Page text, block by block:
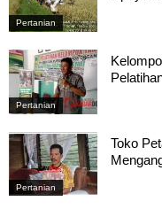
Pertanian
Pertanian
Pertanian
Toko